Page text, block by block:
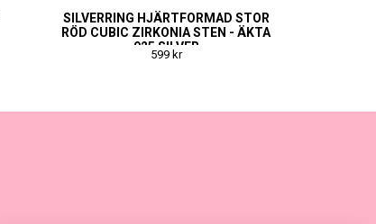
SILVERRING HJÄRTFORMAD STOR
RÖD CUBIC ZIRKONIA STEN - ÄKTA
925 SILVER
599 kr